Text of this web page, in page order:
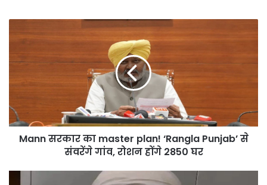
सरकार
master
‘Rangla
से
संवरेंगे
गांव,Mann सरकार का master plan! ‘Rangla Punjab’ से
संवरेंगे गांव, रोशन होंगे 2850 घर